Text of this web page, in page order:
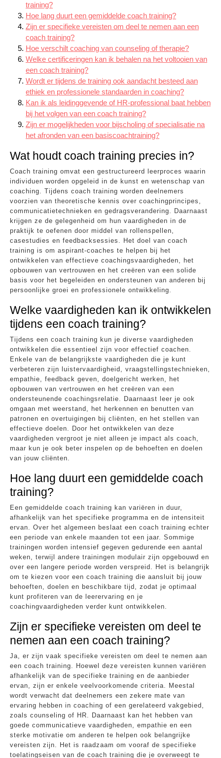
training?
Hoe lang duurt een gemiddelde coach training?
Zijn er specifieke vereisten om deel te nemen aan een
coach training?
Hoe verschilt coaching van counseling of therapie?
Welke certificeringen kan ik behalen na het voltooien van
een coach training?
Wordt er tijdens de training ook aandacht besteed aan
ethiek en professionele standaarden in coaching?
Kan ik als leidinggevende of HR-professional baat hebben
bij het volgen van een coach training?
Zijn er mogelijkheden voor bijscholing of specialisatie na
het afronden van een basiscoachtraining?
Wat houdt coach training precies in?
Coach training omvat een gestructureerd leerproces waarin
individuen worden opgeleid in de kunst en wetenschap van
coaching. Tijdens coach training worden deelnemers
voorzien van theoretische kennis over coachingprincipes,
communicatietechnieken en gedragsverandering. Daarnaast
krijgen ze de gelegenheid om hun vaardigheden in de
praktijk te oefenen door middel van rollenspellen,
casestudies en feedbacksessies. Het doel van coach
training is om aspirant-coaches te helpen bij het
ontwikkelen van effectieve coachingsvaardigheden, het
opbouwen van vertrouwen en het creëren van een solide
basis voor het begeleiden en ondersteunen van anderen bij
persoonlijke groei en professionele ontwikkeling.
Welke vaardigheden kan ik ontwikkelen
tijdens een coach training?
Tijdens een coach training kun je diverse vaardigheden
ontwikkelen die essentieel zijn voor effectief coachen.
Enkele van de belangrijkste vaardigheden die je kunt
verbeteren zijn luistervaardigheid, vraagstellingstechnieken,
empathie, feedback geven, doelgericht werken, het
opbouwen van vertrouwen en het creëren van een
ondersteunende coachingsrelatie. Daarnaast leer je ook
omgaan met weerstand, het herkennen en benutten van
patronen en overtuigingen bij cliënten, en het stellen van
effectieve doelen. Door het ontwikkelen van deze
vaardigheden vergroot je niet alleen je impact als coach,
maar kun je ook beter inspelen op de behoeften en doelen
van jouw cliënten.
Hoe lang duurt een gemiddelde coach
training?
Een gemiddelde coach training kan variëren in duur,
afhankelijk van het specifieke programma en de intensiteit
ervan. Over het algemeen beslaat een coach training echter
een periode van enkele maanden tot een jaar. Sommige
trainingen worden intensief gegeven gedurende een aantal
weken, terwijl andere trainingen modulair zijn opgebouwd en
over een langere periode worden verspreid. Het is belangrijk
om te kiezen voor een coach training die aansluit bij jouw
behoeften, doelen en beschikbare tijd, zodat je optimaal
kunt profiteren van de leerervaring en je
coachingvaardigheden verder kunt ontwikkelen.
Zijn er specifieke vereisten om deel te
nemen aan een coach training?
Ja, er zijn vaak specifieke vereisten om deel te nemen aan
een coach training. Hoewel deze vereisten kunnen variëren
afhankelijk van de specifieke training en de aanbieder
ervan, zijn er enkele veelvoorkomende criteria. Meestal
wordt verwacht dat deelnemers een zekere mate van
ervaring hebben in coaching of een gerelateerd vakgebied,
zoals counseling of HR. Daarnaast kan het hebben van
goede communicatieve vaardigheden, empathie en een
sterke motivatie om anderen te helpen ook belangrijke
vereisten zijn. Het is raadzaam om vooraf de specifieke
toelatingseisen van de coach training die je overweegt te